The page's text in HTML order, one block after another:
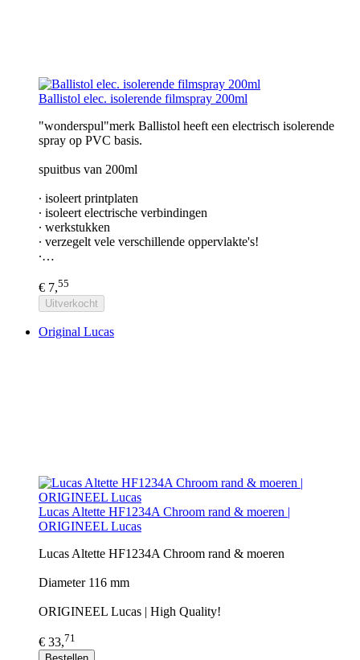
Ballistol elec. isolerende filmspray 200ml
"wonderspul"merk Ballistol heeft een electrisch isolerende
spray op PVC basis.
spuitbus van 200ml
∙ isoleert printplaten
∙ isoleert electrische verbindingen
∙ werkstukken
∙ verzegelt vele verschillende oppervlakte's!
∙…
€ 7,55
Uitverkocht
Original Lucas
Lucas Altette HF1234A Chroom rand & moeren |
ORIGINEEL Lucas
Lucas Altette HF1234A Chroom rand & moeren
Diameter 116 mm
ORIGINEEL Lucas | High Quality!
€ 33,71